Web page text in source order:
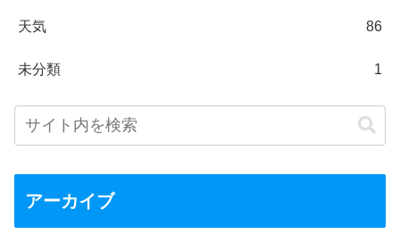
天気 86
未分類 1
アーカイブ